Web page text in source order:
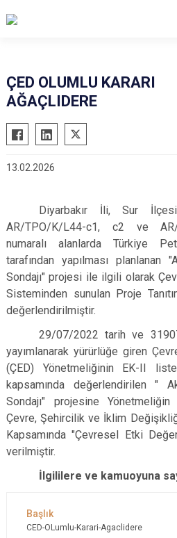
Bismil
Çermik
Çüngüş
Ergani
Hani
Hazro
Sur
ÇED OLUMLU KARARI
AĞAÇLIDERE
13.02.2026
Diyarbakır İli, Sur
AR/TPO/K/L44-c1, c2 ve
numaralı alanlarda Türkiye
tarafından yapılması
Sondajı" projesi ile ilgili olarak
Sisteminden sunulan Proje
değerlendirilmiştir.
29/07/2022 tarih ve
yayımlanarak yürürlüğe giren
(ÇED) Yönetmeliğinin EK-II
kapsamında değerlendirilen "
Sondajı" projesine
Çevre, Şehircilik ve İklim
Kapsamında "Çevresel Etki
verilmiştir.
İlgililere ve kamuoyuna
CED-OLumlu-Karari-Agaclidere